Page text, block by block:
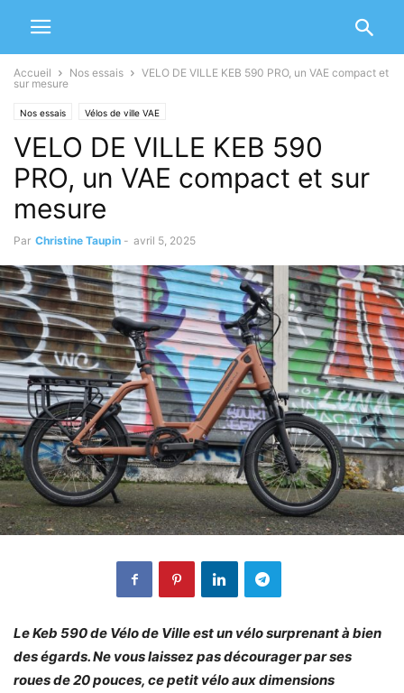
Accueil Nos essais
VELO DE VILLE KEB 590 PRO, un VAE compact et
sur mesure
Nos essais Vélos de ville VAE
VELO DE VILLE KEB 590
PRO, un VAE compact et sur
mesure
Par Christine Taupin - avril 5, 2025
Le Keb 590 de Vélo de Ville est un vélo surprenant à bien
des égards. Ne vous laissez pas décourager par ses
roues de 20 pouces, ce petit vélo aux dimensions